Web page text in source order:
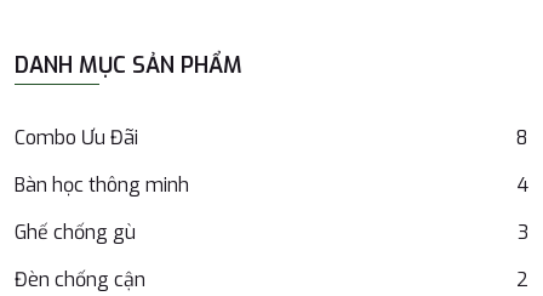
DANH MỤC SẢN PHẨM
Combo Ưu Đãi
8
Bàn học thông minh
4
Ghế chống gù
3
Đèn chống cận
2